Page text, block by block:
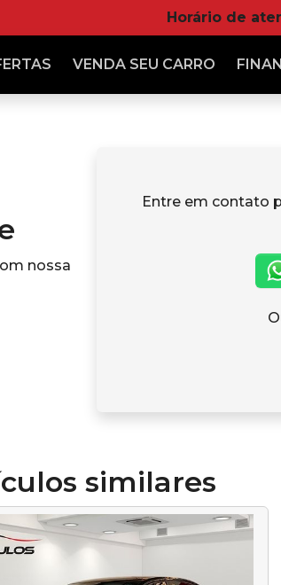
Horário de
VENDA SEU CARRO
nossa
Entre em contato
similares